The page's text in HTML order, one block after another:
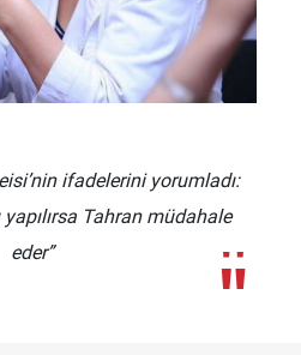
ifadelerini yorumladı:
yapılırsa Tahran müdahale
eder”